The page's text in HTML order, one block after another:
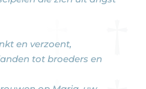
en verzoent,
tot broeders en